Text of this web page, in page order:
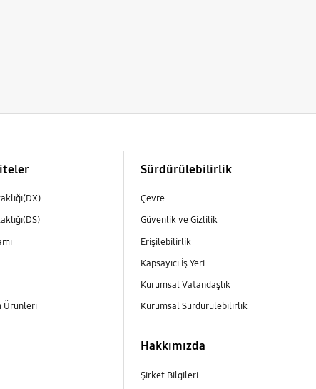
Ürünleri
Sürdürülebilirlik
Çevre
Güvenlik ve Gizlilik
Erişilebilirlik
Kapsayıcı İş Yeri
Kurumsal Vatandaşlık
Kurumsal Sürdürülebilirlik
Hakkımızda
Şirket Bilgileri